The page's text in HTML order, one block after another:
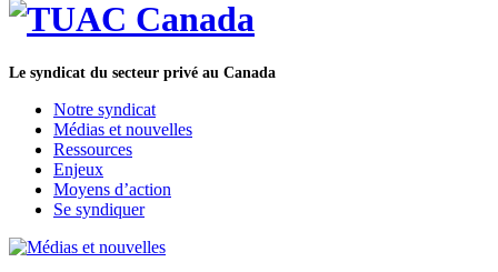
Le syndicat du secteur privé au Canada
Notre syndicat
Médias et nouvelles
Ressources
Enjeux
Moyens d’action
Se syndiquer